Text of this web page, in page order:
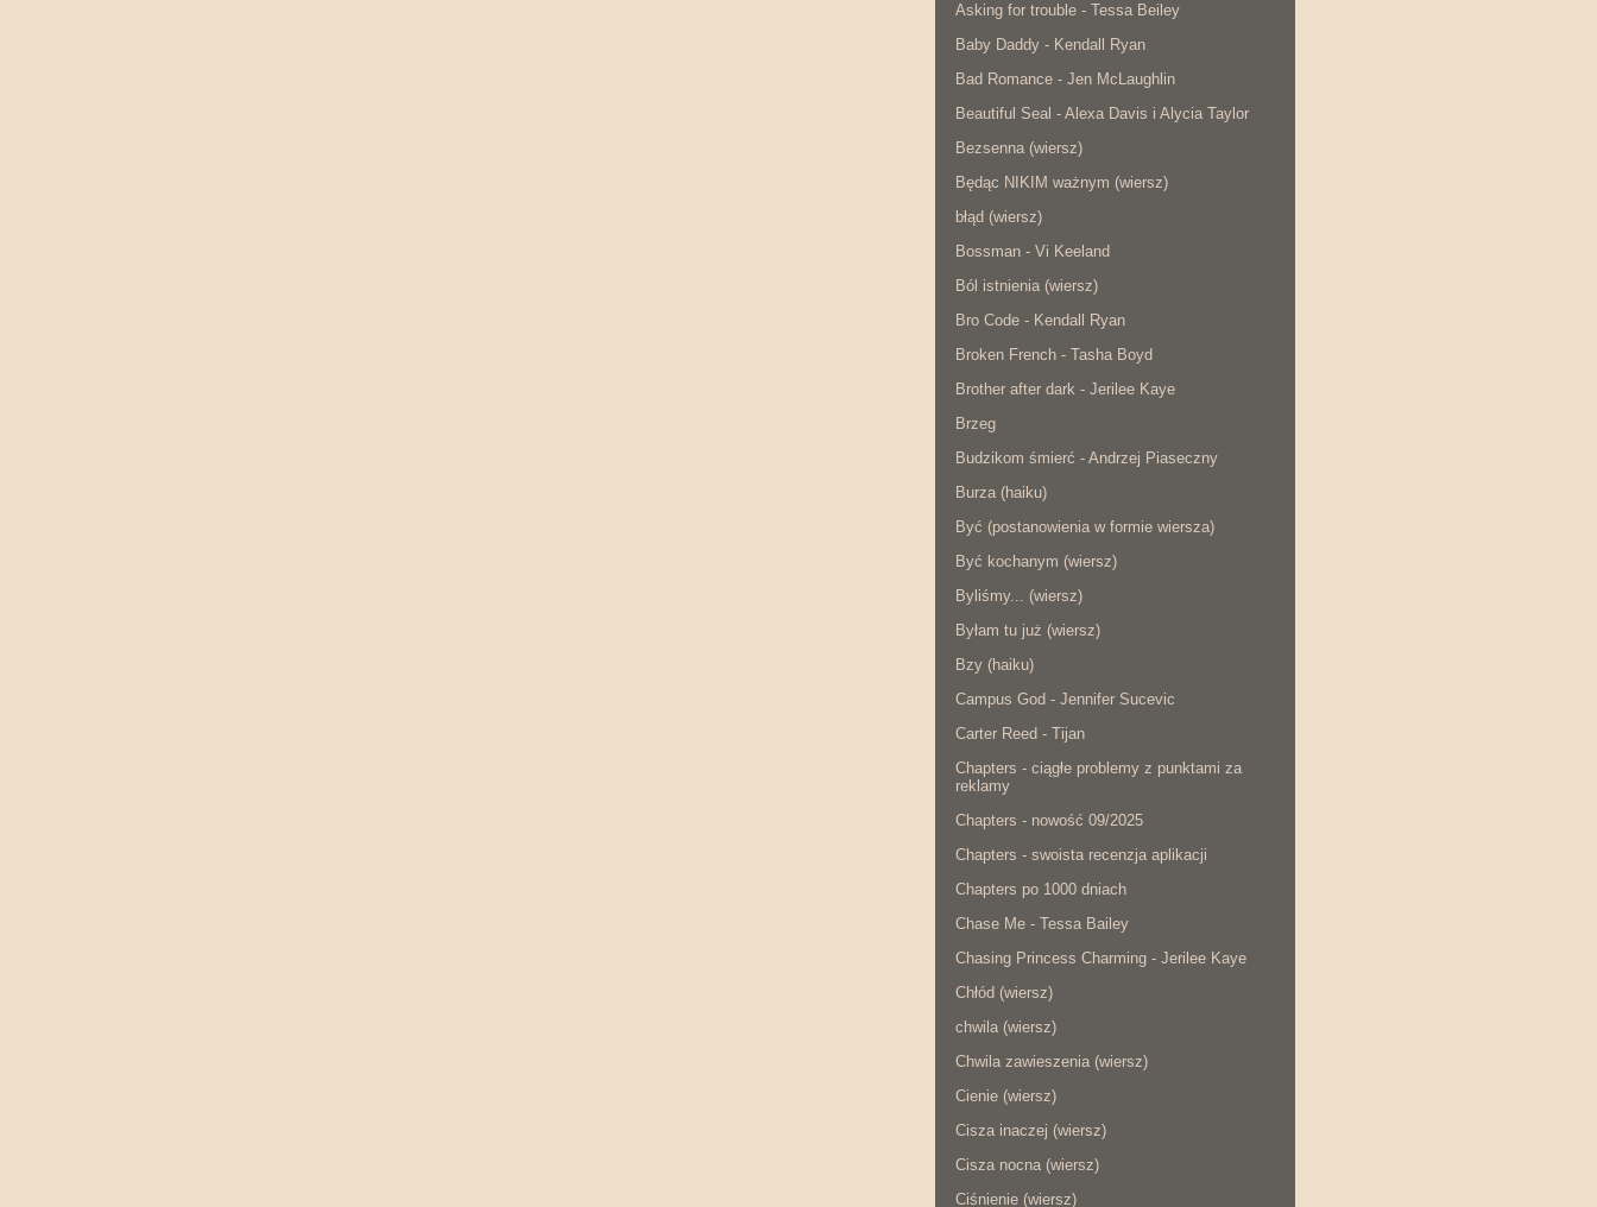
Asking for trouble - Tessa Beiley
Baby Daddy - Kendall Ryan
Bad Romance - Jen McLaughlin
Beautiful Seal - Alexa Davis i Alycia Taylor
Bezsenna (wiersz)
Będąc NIKIM ważnym (wiersz)
błąd (wiersz)
Bossman - Vi Keeland
Ból istnienia (wiersz)
Bro Code - Kendall Ryan
Broken French - Tasha Boyd
Brother after dark - Jerilee Kaye
Brzeg
Budzikom śmierć - Andrzej Piaseczny
Burza (haiku)
Być (postanowienia w formie wiersza)
Być kochanym (wiersz)
Byliśmy... (wiersz)
Byłam tu już (wiersz)
Bzy (haiku)
Campus God - Jennifer Sucevic
Carter Reed - Tijan
Chapters - ciągłe problemy z punktami za
reklamy
Chapters - nowość 09/2025
Chapters - swoista recenzja aplikacji
Chapters po 1000 dniach
Chase Me - Tessa Bailey
Chasing Princess Charming - Jerilee Kaye
Chłód (wiersz)
chwila (wiersz)
Chwila zawieszenia (wiersz)
Cienie (wiersz)
Cisza inaczej (wiersz)
Cisza nocna (wiersz)
Ciśnienie (wiersz)